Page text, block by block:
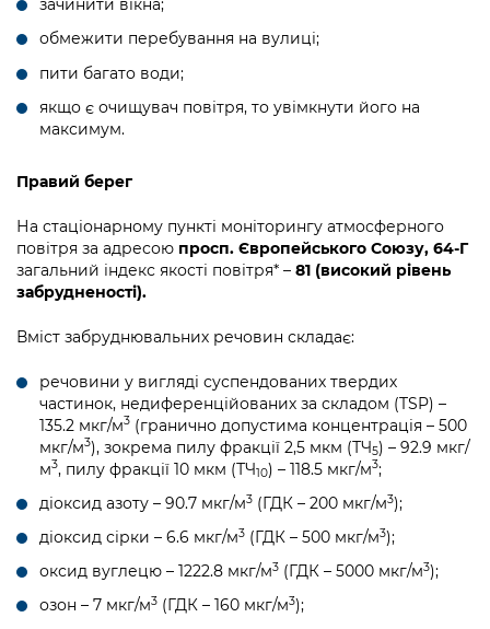
Підприємства, установи, організації
Kyiv International Relations
Річні звіти
Гендерна політика
Безбар'єрність
Київська міська військова адміністрація
Портал Захисників та Захисниць
Безбар'єрність
Портал послуг
Міський застосунок Київ Цифровий
Важливе під час воєнного стану
Уряд» – місцевий рівень»
Важливе під час воєнного стану
Портал даних Києва
Публічні дашборди
зачинити вікна;
обмежити перебування на вулиці;
пити багато води;
якщо є очищувач повітря, то увімкнути його на
максимум.
Правий берег
На стаціонарному пункті моніторингу атмосферного
повітря за адресою просп. Європейського Союзу, 64-Г
загальний індекс якості повітря* – 81 (високий рівень
забрудненості).
Вміст забруднювальних речовин складає:
речовини у вигляді суспендованих твердих
частинок, недиференційованих за складом (TSP) –
135.2 мкг/м3 (гранично допустима концентрація – 500
мкг/м3), зокрема пилу фракції 2,5 мкм (ТЧ5) – 92.9 мкг/
м3, пилу фракції 10 мкм (ТЧ10) – 118.5 мкг/м3;
діоксид азоту – 90.7 мкг/м3 (ГДК – 200 мкг/м3);
діоксид сірки – 6.6 мкг/м3 (ГДК – 500 мкг/м3);
оксид вуглецю – 1222.8 мкг/м3 (ГДК – 5000 мкг/м3);
озон – 7 мкг/м3 (ГДК – 160 мкг/м3);